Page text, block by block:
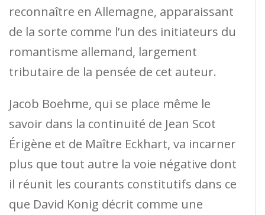
reconnaître en Allemagne, apparaissant
de la sorte comme l’un des initiateurs du
romantisme allemand, largement
tributaire de la pensée de cet auteur.
Jacob Boehme, qui se place même le
savoir dans la continuité de Jean Scot
Érigène et de Maître Eckhart, va incarner
plus que tout autre la voie négative dont
il réunit les courants constitutifs dans ce
que David Konig décrit comme une